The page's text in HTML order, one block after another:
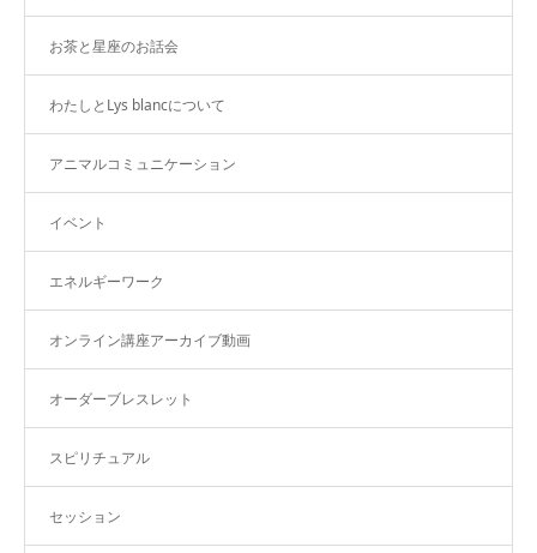
お茶と星座のお話会
わたしとLys blancについて
アニマルコミュニケーション
イベント
エネルギーワーク
オンライン講座アーカイブ動画
オーダーブレスレット
スピリチュアル
セッション